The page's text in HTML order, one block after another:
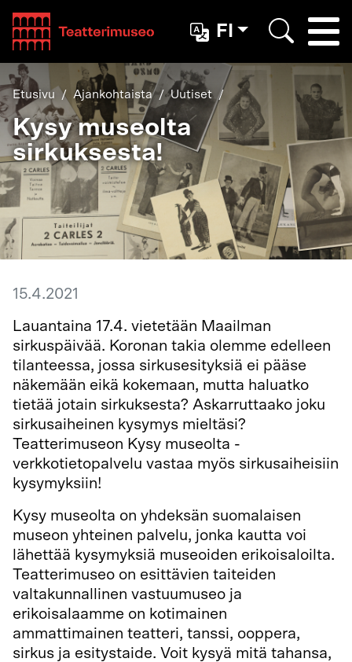
Teatterimuseo
FI
Etusivu Ajankohtaista Uutiset
Kysy museolta
sirkuksesta!
15.4.2021
Lauantaina 17.4. vietetään Maailman
sirkuspäivää. Koronan takia olemme edelleen
tilanteessa, jossa sirkusesityksiä ei pääse
näkemään eikä kokemaan, mutta haluatko
tietää jotain sirkuksesta? Askarruttaako joku
sirkusaiheinen kysymys mieltäsi?
Teatterimuseon Kysy museolta -
verkkotietopalvelu vastaa myös sirkusaiheisiin
kysymyksiin!
Kysy museolta on yhdeksän suomalaisen
museon yhteinen palvelu, jonka kautta voi
lähettää kysymyksiä museoiden erikoisaloilta.
Teatterimuseo on esittävien taiteiden
valtakunnallinen vastuumuseo ja
erikoisalaamme on kotimainen
ammattimainen teatteri, tanssi, ooppera,
sirkus ja esitystaide. Voit kysyä mitä tahansa,